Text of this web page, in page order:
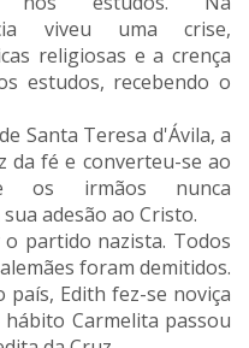
viveu uma crise,
religiosas e a crença
estudos, recebendo o
Santa Teresa d'Ávila, a
da fé e converteu-se ao
os irmãos nunca
adesão ao Cristo.
o partido nazista. Todos
foram demitidos.
Edith fez-se noviça
Carmelita passou